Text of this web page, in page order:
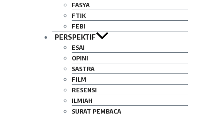
FASYA
FTIK
FEBI
PERSPEKTIF
ESAI
OPINI
SASTRA
FILM
RESENSI
ILMIAH
SURAT PEMBACA